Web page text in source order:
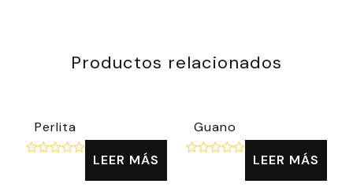
Productos relacionados
Perlita
LEER MÁS
Guano
LEER MÁS